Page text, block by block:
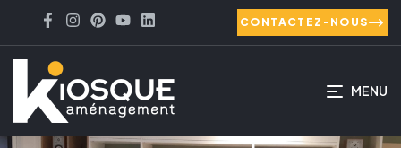
CONTACTEZ-NOUS
MENU